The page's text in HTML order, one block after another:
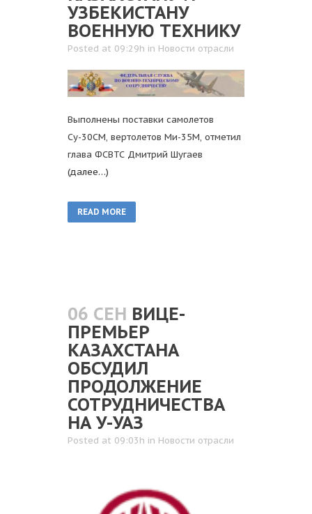
УЗБЕКИСТАНУ
ВОЕННУЮ ТЕХНИКУ
Posted at 09:29h in Новости отрасли
Выполнены поставки самолетов
Су-30СМ, вертолетов Ми-35М, отметил
глава ФСВТС Дмитрий Шугаев
(далее…)
READ MORE
06 СЕН ВИЦЕ-
ПРЕМЬЕР
КАЗАХСТАНА
ОБСУДИЛ
ПРОДОЛЖЕНИЕ
СОТРУДНИЧЕСТВА
НА У-УАЗ
Posted at 09:03h in Новости отрасли